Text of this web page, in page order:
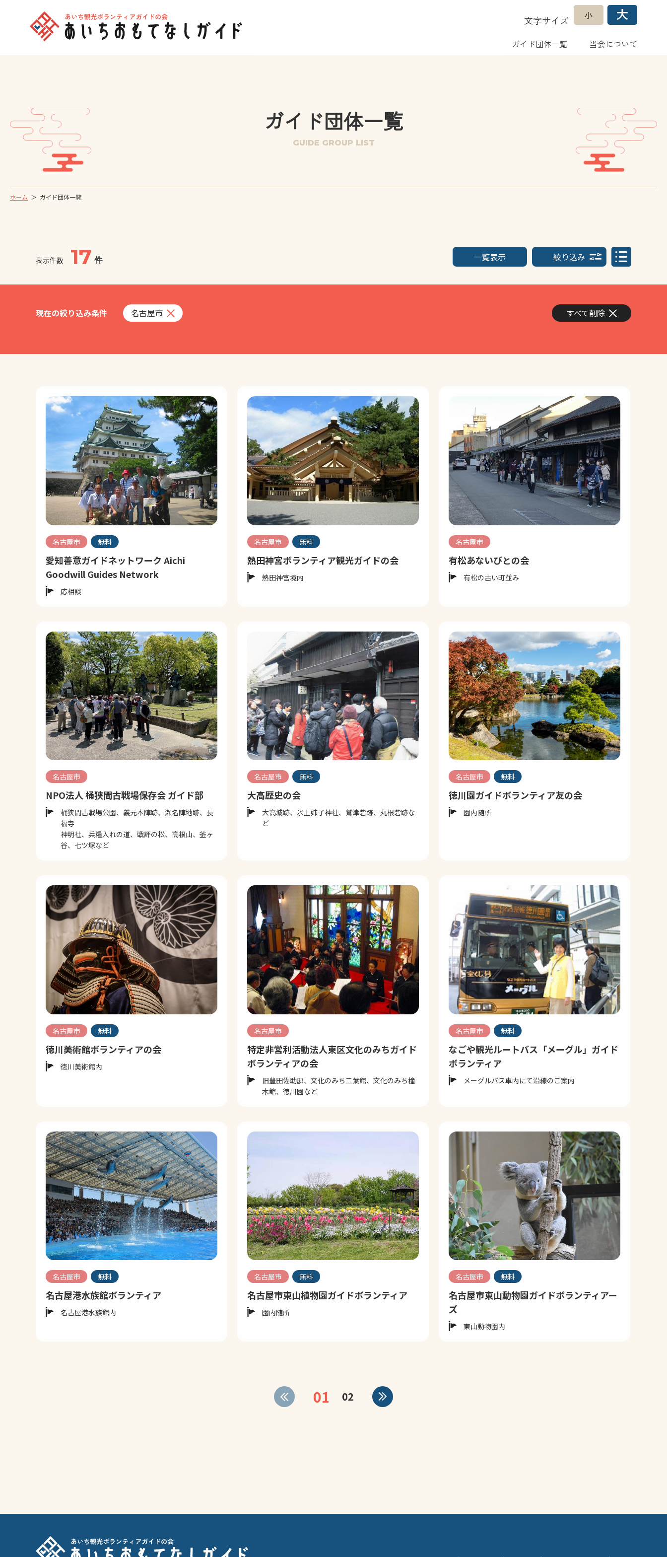
文字サイズ
ガイド団体一覧 当会について
ガイド団体一覧
GUIDE GROUP LIST
ホーム ガイド団体一覧
表示件数 17 件 一覧表示 絞り込み
現在の絞り込み条件 名古屋市 すべて削除
名古屋市 無料
愛知善意ガイドネットワーク Aichi
Goodwill Guides Network
応相談
名古屋市 無料
熱田神宮ボランティア観光ガイドの会
熱田神宮境内
名古屋市
有松あないびとの会
有松の古い町並み
名古屋市
NPO法人 桶狭間古戦場保存会 ガイド部
桶狭間古戦場公園、義元本陣跡、瀬名陣地跡、長
福寺
神明社、兵糧入れの道、戦評の松、高根山、釜ヶ
谷、七ツ塚など
名古屋市 無料
大高歴史の会
大高城跡、氷上姉子神社、鷲津砦跡、丸根砦跡な
ど
名古屋市 無料
徳川園ガイドボランティア友の会
園内随所
名古屋市 無料
徳川美術館ボランティアの会
徳川美術館内
名古屋市
特定非営利活動法人東区文化のみちガイド
ボランティアの会
旧豊田佐助邸、文化のみち二葉館、文化のみち橦
木館、徳川園など
名古屋市 無料
なごや観光ルートバス「メーグル」ガイド
ボランティア
メーグルバス車内にて沿線のご案内
名古屋市 無料
名古屋港水族館ボランティア
名古屋港水族館内
名古屋市 無料
名古屋市東山植物園ガイドボランティア
園内随所
名古屋市 無料
名古屋市東山動物園ガイドボランティアー
ズ
東山動物園内
01 02